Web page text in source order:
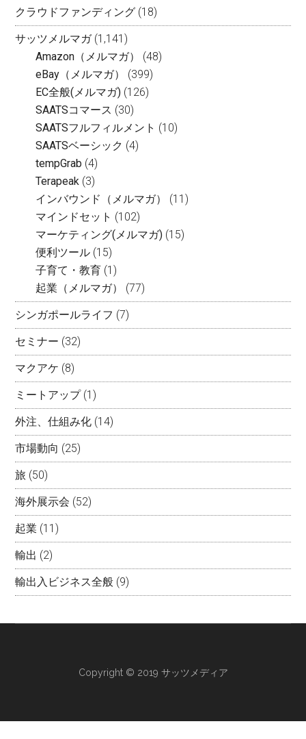
クラウドファンディング (18)
サッツメルマガ(1,141)
Amazon（メルマガ）
(48)
eBay（メルマガ）
(399)
EC全般(メルマガ) (126)
SAATSコマース (30)
SAATSフルフィルメント (10)
SAATSベーシック (4)
tempGrab (4)
Terapeak (3)
インバウンド（メルマガ）
(11)
マインドセット (102)
マーケティング(メルマガ) (15)
便利ツール (15)
子育て・教育 (1)
起業（メルマガ）
(77)
シンガポールライフ (7)
セミナー (32)
マクアケ (8)
ミートアップ(1)
外注、仕組み化 (14)
市場動向 (25)
旅 (50)
海外展示会 (52)
起業 (11)
輸出 (2)
輸出入ビジネス全般 (9)
Copyright © 2019 サッツメディア